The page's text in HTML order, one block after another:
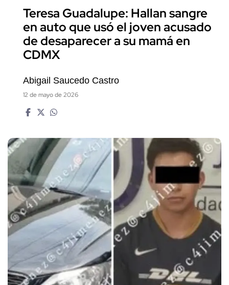
Teresa Guadalupe: Hallan sangre
en auto que usó el joven acusado
de desaparecer a su mamá en
CDMX
Abigail Saucedo Castro
12 de mayo de 2026